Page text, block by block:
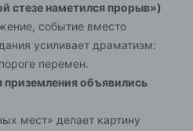
стезе наметился прорыв»)
событие вместо
усиливает драматизм:
перемен.
приземления объявились
мест» делает картину